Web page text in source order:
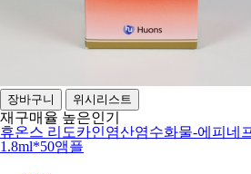
장바구니 위시리스트
재구매율 높은인기
휴온스 리도카인염산염수화물-에피네
1.8ml*50앰플